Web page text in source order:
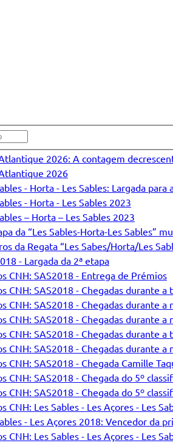
2026: A contagem
2026
- Horta - Les Sables: Largada para
- Horta - Les Sables 2023
– Horta – Les Sables 2023
da “Les Sables-Horta-Les Sables”
da Regata “Les Sabes/Horta/Les
- Largada da 2ª etapa
CNH: SAS2018 - Entrega de Prémios
CNH: SAS2018 - Chegadas durante
CNH: SAS2018 - Chegadas durante
CNH: SAS2018 - Chegadas durante
CNH: SAS2018 - Chegadas durante
CNH: SAS2018 - Chegadas durante a
CNH: SAS2018 - Chegada Camille
CNH: SAS2018 - Chegada do 5º
CNH: SAS2018 - Chegada do 5º
CNH: Les Sables - Les Açores - Les
- Les Açores 2018: Vencedor da
CNH: Les Sables - Les Açores - Les